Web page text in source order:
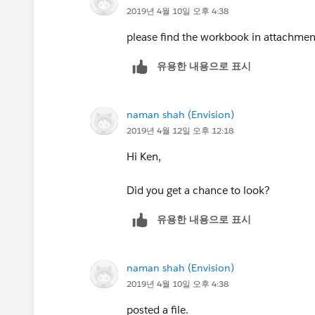
2019년 4월 10일 오후 4:38
please find the workbook in
유용한 내용으로 표시
naman shah (Envision)
2019년 4월 12일 오후 12:18
Hi Ken,
Did you get a chance to look?
유용한 내용으로 표시
naman shah (Envision)
2019년 4월 10일 오후 4:38
posted a file.